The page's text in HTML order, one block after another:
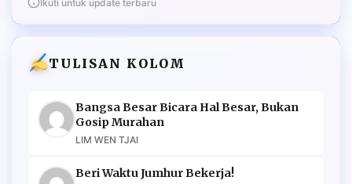
Ikuti untuk update terbaru
TULISAN KOLOM
Bangsa Besar Bicara Hal Besar, Bukan
Gosip Murahan
LIM WEN TJAI
Beri Waktu Jumhur Bekerja!